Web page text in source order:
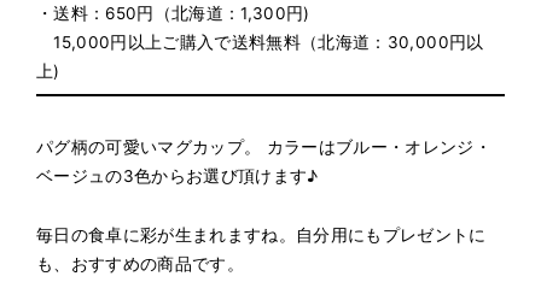
・送料：650円（北海道：1,300円)
15,000円以上ご購入で送料無料（北海道：30,000円以
上)
パグ柄の可愛いマグカップ。 カラーはブルー・オレンジ・
ベージュの3色からお選び頂けます♪
毎日の食卓に彩が生まれますね。自分用にもプレゼントに
も、おすすめの商品です。